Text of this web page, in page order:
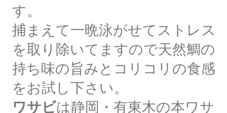
す。
捕まえて一晩泳がせてストレス
を取り除いてますので天然鯛の
持ち味の旨みとコリコリの食感
をお試し下さい。
ワサビは静岡・有東木の本ワサ